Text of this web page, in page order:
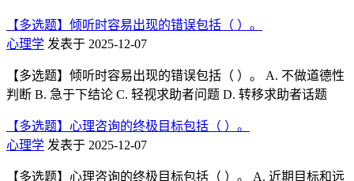
【多选题】倾听时容易出现的错误包括（ ）。
心理学 发表于 2025-12-07
【多选题】倾听时容易出现的错误包括（ ）。 A. 不做道德性
判断 B. 急于下结论 C. 轻视求助者问题 D. 转移求助者话题
【多选题】心理咨询的终极目标包括（ ）。
心理学 发表于 2025-12-07
【多选题】心理咨询的终极目标包括（ ）。 A. 近期目标和远